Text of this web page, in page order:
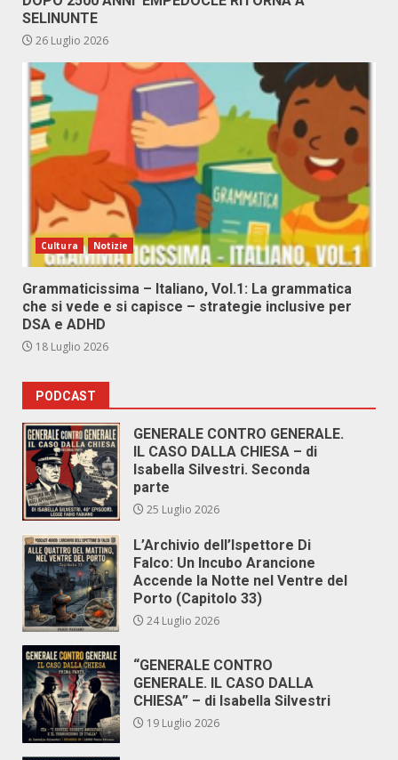
SELINUNTE
26 Luglio 2026
Cultura Notizie
Grammaticissima – Italiano, Vol.1: La grammatica
che si vede e si capisce – strategie inclusive per
DSA e ADHD
18 Luglio 2026
PODCAST
GENERALE CONTRO GENERALE.
IL CASO DALLA CHIESA – di
Isabella Silvestri. Seconda
parte
25 Luglio 2026
L’Archivio dell’Ispettore Di
Falco: Un Incubo Arancione
Accende la Notte nel Ventre del
Porto (Capitolo 33)
24 Luglio 2026
“GENERALE CONTRO
GENERALE. IL CASO DALLA
CHIESA” – di Isabella Silvestri
19 Luglio 2026